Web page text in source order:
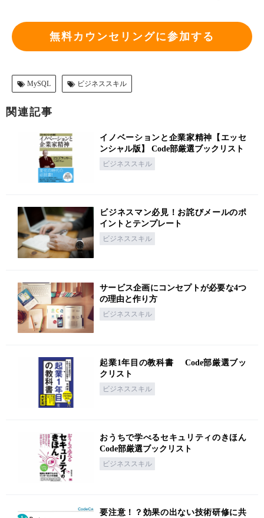
無料カウンセリングに参加する
MySQL ビジネススキル
関連記事
イノベーションと企業家精神【エッセ
ンシャル版】 Code部厳選ブックリスト
ビジネススキル
ビジネスマン必見！お詫びメールのポ
イントとテンプレート
ビジネススキル
サービス企画にコンセプトが必要な4つ
の理由と作り方
ビジネススキル
起業1年目の教科書 Code部厳選ブッ
クリスト
ビジネススキル
おうちで学べるセキュリティのきほん
Code部厳選ブックリスト
ビジネススキル
要注意！？効果の出ない技術研修に共